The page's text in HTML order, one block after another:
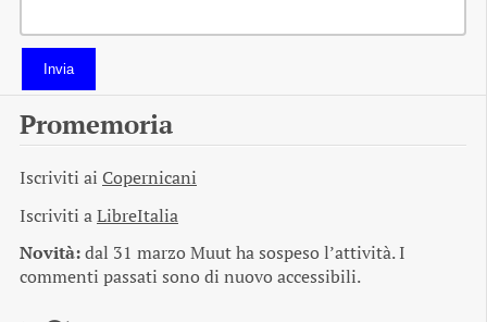
Invia
Promemoria
Iscriviti ai Copernicani
Iscriviti aLibreItalia
Novità:dal 31 marzo Muut ha sospeso l’attività. I
commenti passati sono di nuovo accessibili.